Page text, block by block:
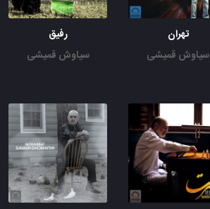
تهران
سیاوش قمیشی
رفیق
سیاوش قمیشی